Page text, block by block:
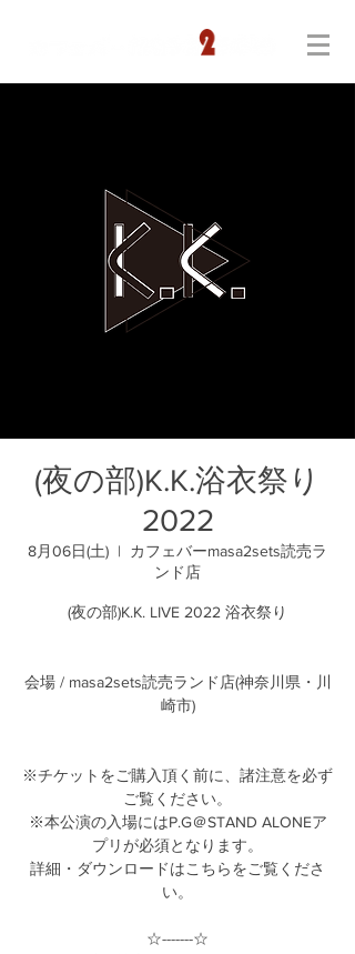
(夜の部)K.K.浴衣祭り
2022
8月06日(土)
  |
カフェバーmasa2sets読売ラ
ンド店
(夜の部)K.K. LIVE 2022 浴衣祭り
会場 / masa2sets読売ランド店(神奈川県・川
崎市)
※チケットをご購入頂く前に、諸注意を必ず
ご覧ください。
※本公演の入場にはP.G＠STAND ALONEア
プリが必須となります。
詳細・ダウンロードはこちらをご覧くださ
い。
☆-------☆